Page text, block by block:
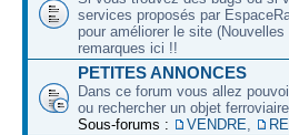
services proposés par
pour améliorer le site
remarques ici !!
PETITES ANNONCES
Dans ce forum vous allez
ou rechercher un objet ferroviaire
Sous-forums :
VENDRE,